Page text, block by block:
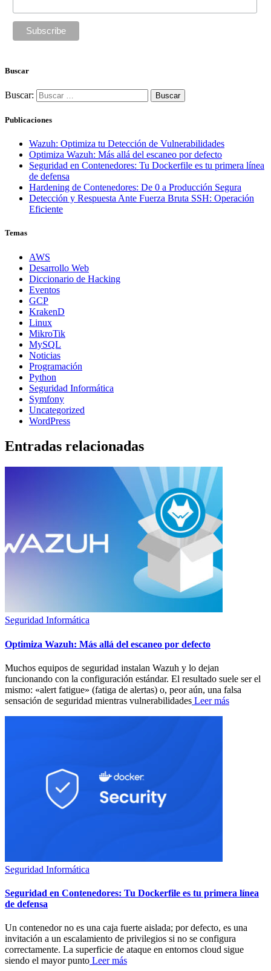
Buscar
Buscar:
Publicaciones
Wazuh: Optimiza tu Detección de Vulnerabilidades
Optimiza Wazuh: Más allá del escaneo por defecto
Seguridad en Contenedores: Tu Dockerfile es tu primera línea
de defensa
Hardening de Contenedores: De 0 a Producción Segura
Detección y Respuesta Ante Fuerza Bruta SSH: Operación
Eficiente
Temas
AWS
Desarrollo Web
Diccionario de Hacking
Eventos
GCP
KrakenD
Linux
MikroTik
MySQL
Noticias
Programación
Python
Seguridad Informática
Symfony
Uncategorized
WordPress
Entradas relacionadas
Seguridad Informática
Optimiza Wazuh: Más allá del escaneo por defecto
Muchos equipos de seguridad instalan Wazuh y lo dejan
funcionando con la configuración estándar. El resultado suele ser el
mismo: «alert fatigue» (fatiga de alertas) o, peor aún, una falsa
sensación de seguridad mientras vulnerabilidades Leer más
Seguridad Informática
Seguridad en Contenedores: Tu Dockerfile es tu primera línea
de defensa
Un contenedor no es una caja fuerte aislada; por defecto, es una
invitación a un escalamiento de privilegios si no se configura
correctamente. La superficie de ataque en entornos cloud sigue
siendo el mayor punto Leer más